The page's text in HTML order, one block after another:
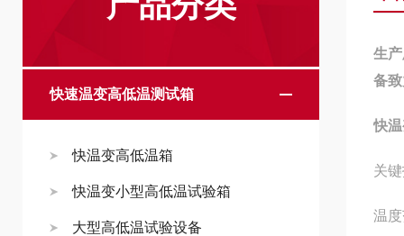
快速温变高低温测试箱
快温变高低温箱
快温变小型高低温试验箱
大型高低温试验设备
生
备
快
关
温